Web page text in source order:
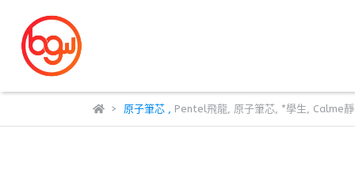
原子筆芯, Pentel飛龍, 原子筆芯, *學生, Calme